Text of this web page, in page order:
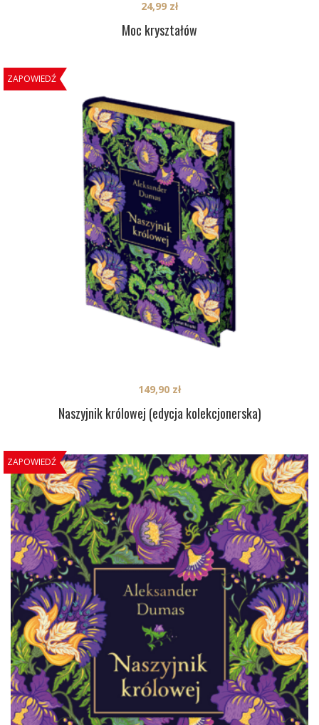
Moc kryształów
24,99 zł
ZAPOWIEDŹ
Naszyjnik królowej (edycja kolekcjonerska)
149,90 zł
ZAPOWIEDŹ